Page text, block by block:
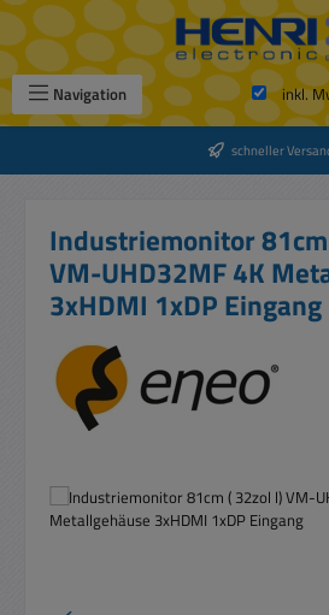
Zum Hauptinhalt springen
Navigation inkl.
schneller
Industriemonitor
VM-UHD32MF 4K
3xHDMI 1xDP Eingang